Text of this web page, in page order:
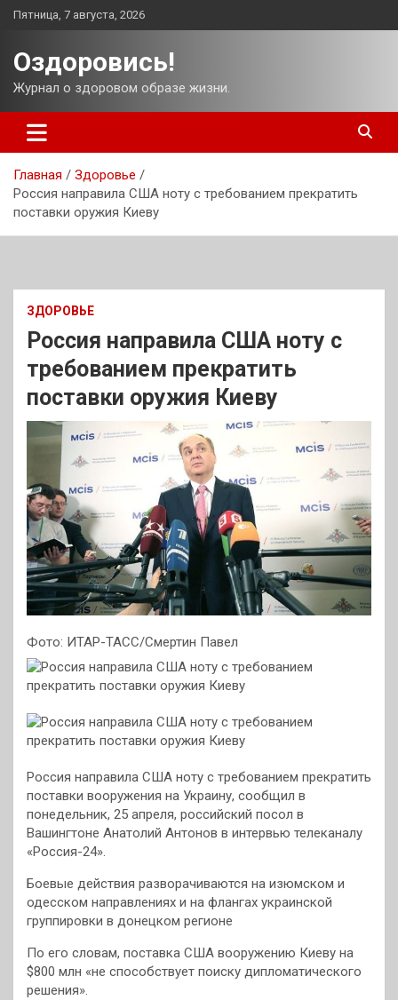
Перейти
Пятница, 7 августа, 2026
Оздоровись!
Журнал о здоровом образе жизни.
Главная
Здоровье
Россия направила США ноту с требованием прекратить
поставки оружия Киеву
ЗДОРОВЬЕ
Россия направила США ноту с
требованием прекратить
поставки оружия Киеву
Фото: ИТАР-ТАСС/Смертин Павел
Россия направила США ноту с требованием прекратить
поставки вооружения на Украину, сообщил в
понедельник, 25 апреля, российский посол в
Вашингтоне Анатолий Антонов в интервью телеканалу
«Россия-24».
Боевые действия разворачиваются на изюмском и
одесском направлениях и на флангах украинской
группировки в донецком регионе
По его словам, поставка США вооружению Киеву на
$800 млн «не способствует поиску дипломатического
решения».